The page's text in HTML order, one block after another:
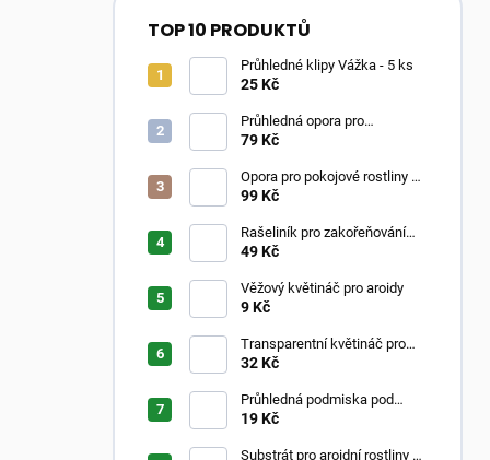
TOP 10 PRODUKTŮ
Průhledné klipy Vážka - 5 ks
25 Kč
Průhledná opora pro
pokojovky ve tvaru oblouku
79 Kč
Opora pro pokojové rostliny –
Moss Poles Classic
99 Kč
Rašeliník pro zakořeňování
řízků
49 Kč
Věžový květináč pro aroidy
9 Kč
Transparentní květináč pro
aroidy
32 Kč
Průhledná podmiska pod
květináč
19 Kč
Substrát pro aroidní rostliny –